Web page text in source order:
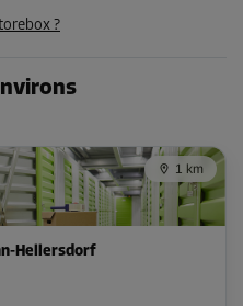
2,6m
?
1 km
Hellersdorf